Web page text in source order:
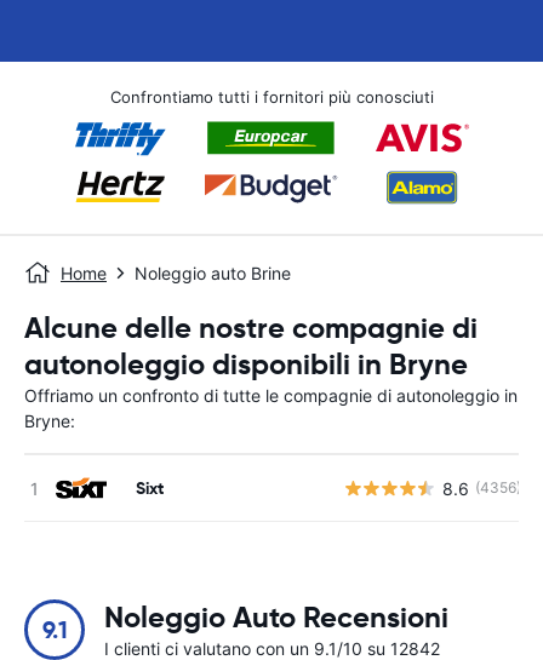
Confrontiamo tutti i fornitori più conosciuti
Home Noleggio auto Brine
Alcune delle nostre compagnie di
autonoleggio disponibili in Bryne
Offriamo un confronto di tutte le compagnie di autonoleggio in
Bryne:
Sixt 8.6 (4356)
9.1 Noleggio Auto Recensioni
I clienti ci valutano con un 9.1/10 su 12842